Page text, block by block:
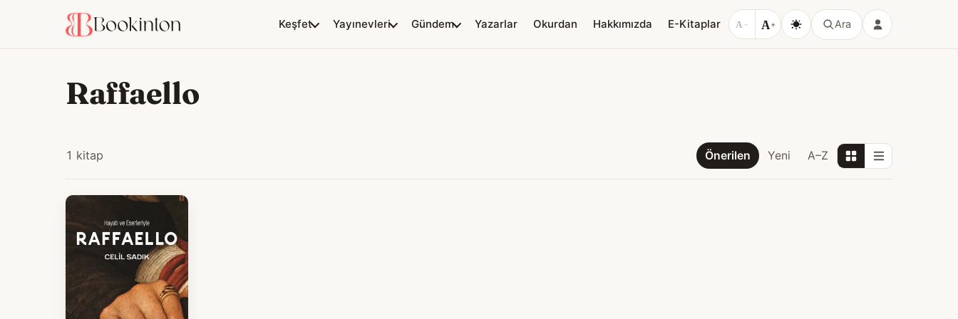
Keşfet Yayınevleri Gündem Yazarlar Okurdan Hakkımızda E-Kitaplar A − A+ Ara
Raffaello
1 kitap Önerilen Yeni A–Z